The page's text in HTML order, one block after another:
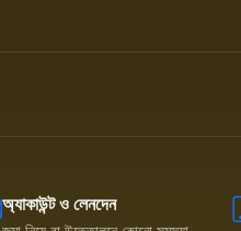
অ্যাকাউন্ট ও লেনদেন